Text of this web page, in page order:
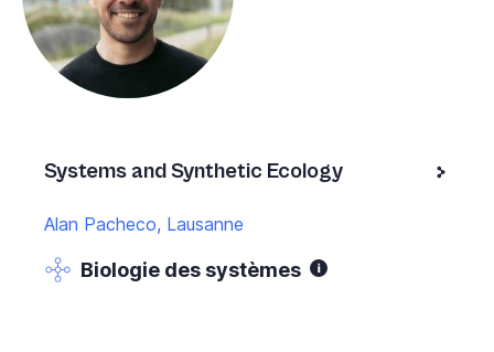
Systems and Synthetic Ecology
Alan Pacheco, Lausanne
Biologie des systèmes